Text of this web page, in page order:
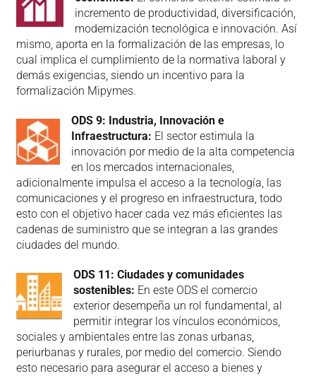
incremento de productividad, diversificación,
modernización tecnológica e innovación. Así
mismo, aporta en la formalización de las empresas, lo
cual implica el cumplimiento de la normativa laboral y
demás exigencias, siendo un incentivo para la
formalización Mipymes.
ODS 9: Industria, Innovación e
Infraestructura: El sector estimula la
innovación por medio de la alta competencia
en los mercados internacionales,
adicionalmente impulsa el acceso a la tecnología, las
comunicaciones y el progreso en infraestructura, todo
esto con el objetivo hacer cada vez más eficientes las
cadenas de suministro que se integran a las grandes
ciudades del mundo.
ODS 11: Ciudades y comunidades
sostenibles: En este ODS el comercio
exterior desempeña un rol fundamental, al
permitir integrar los vínculos económicos,
sociales y ambientales entre las zonas urbanas,
periurbanas y rurales, por medio del comercio. Siendo
esto necesario para asegurar el acceso a bienes y